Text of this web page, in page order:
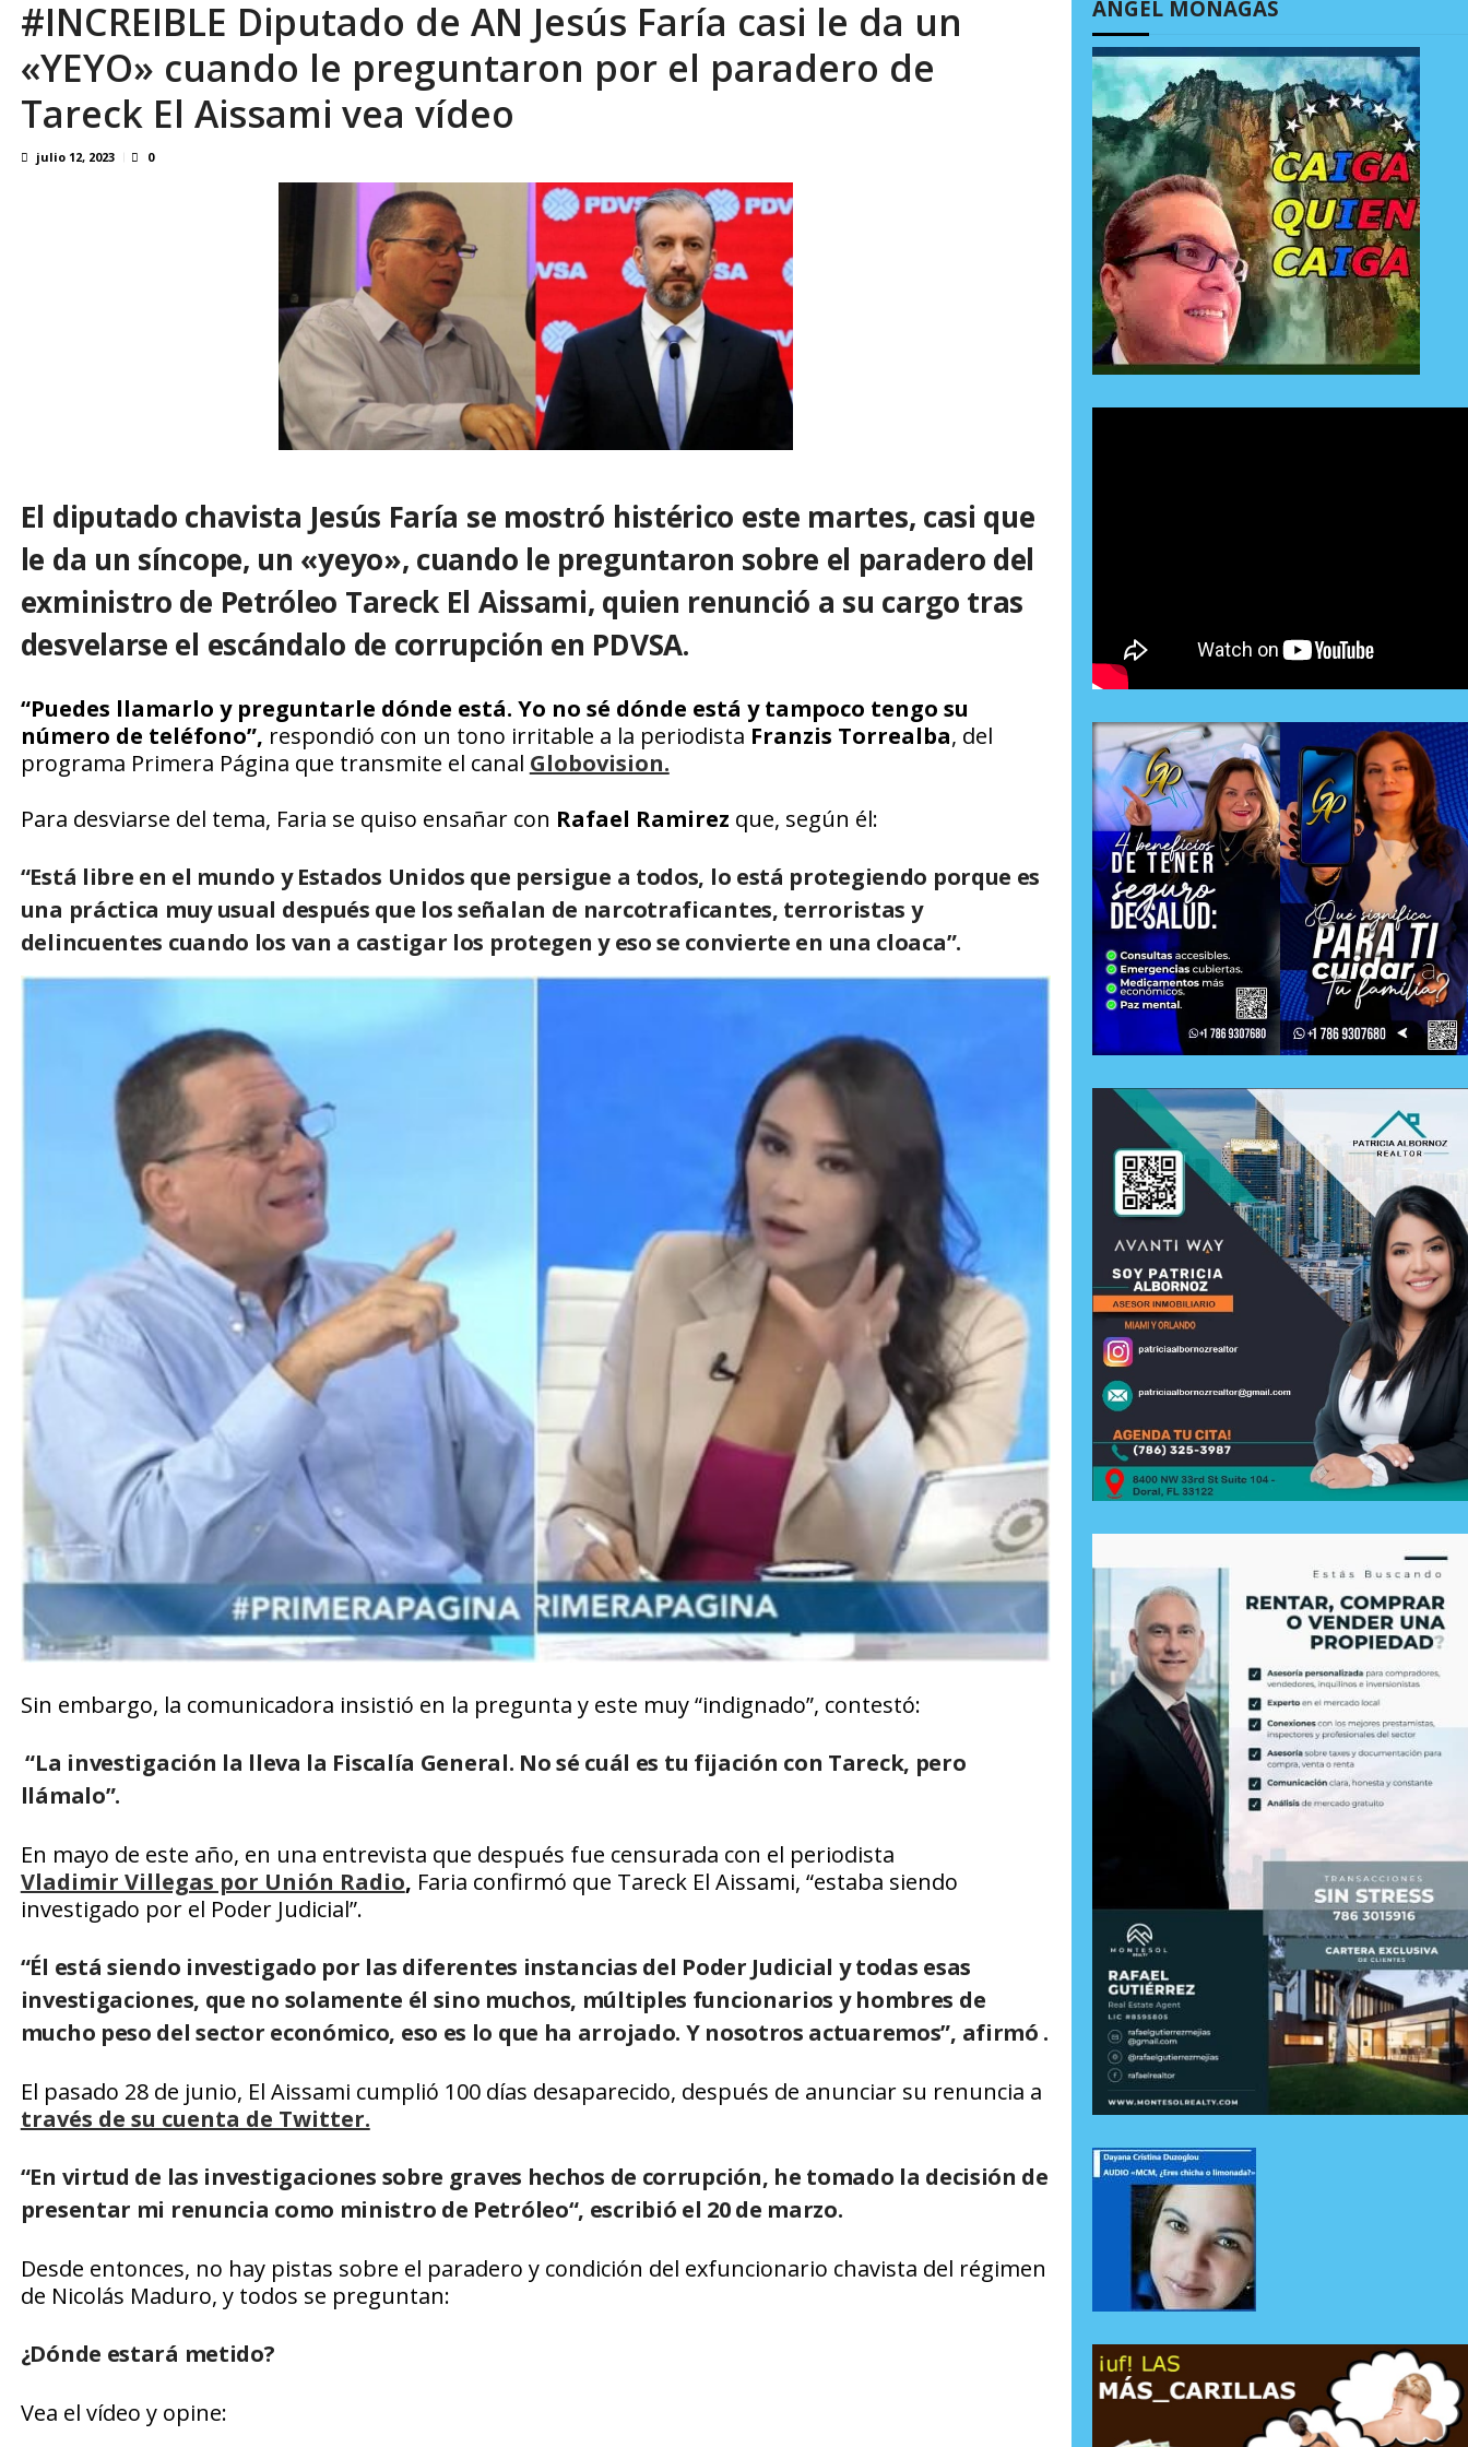
#INCREIBLE Diputado de AN Jesús Faría casi le da un
«YEYO» cuando le preguntaron por el paradero de
Tareck El Aissami vea vídeo
julio 12, 2023 0
El diputado chavista Jesús Faría se mostró histérico este martes, casi que
le da un síncope, un «yeyo», cuando le preguntaron sobre el paradero del
exministro de Petróleo Tareck El Aissami, quien renunció a su cargo tras
desvelarse el escándalo de corrupción en PDVSA.
“Puedes llamarlo y preguntarle dónde está. Yo no sé dónde está y tampoco tengo su
número de teléfono”, respondió con un tono irritable a la periodista Franzis Torrealba, del
programa Primera Página que transmite el canal Globovision.
Para desviarse del tema, Faria se quiso ensañar con Rafael Ramirez que, según él:
“Está libre en el mundo y Estados Unidos que persigue a todos, lo está protegiendo porque es
una práctica muy usual después que los señalan de narcotraficantes, terroristas y
delincuentes cuando los van a castigar los protegen y eso se convierte en una cloaca”.
Sin embargo, la comunicadora insistió en la pregunta y este muy “indignado”, contestó:
“La investigación la lleva la Fiscalía General. No sé cuál es tu fijación con Tareck, pero
llámalo”.
En mayo de este año, en una entrevista que después fue censurada con el periodista
Vladimir Villegas por Unión Radio, Faria confirmó que Tareck El Aissami, “estaba siendo
investigado por el Poder Judicial”.
“Él está siendo investigado por las diferentes instancias del Poder Judicial y todas esas
investigaciones, que no solamente él sino muchos, múltiples funcionarios y hombres de
mucho peso del sector económico, eso es lo que ha arrojado. Y nosotros actuaremos”, afirmó .
El pasado 28 de junio, El Aissami cumplió 100 días desaparecido, después de anunciar su renuncia a
través de su cuenta de Twitter.
“En virtud de las investigaciones sobre graves hechos de corrupción, he tomado la decisión de
presentar mi renuncia como ministro de Petróleo“, escribió el 20 de marzo.
Desde entonces, no hay pistas sobre el paradero y condición del exfuncionario chavista del régimen
de Nicolás Maduro, y todos se preguntan:
¿Dónde estará metido?
Vea el vídeo y opine:
ÁNGEL MONAGAS